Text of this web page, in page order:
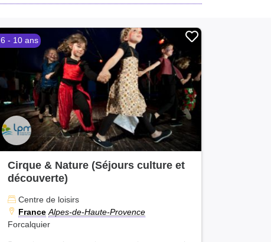
6 - 10 ans
Cirque & Nature (Séjours culture et
découverte)
Centre de loisirs
France Alpes-de-Haute-Provence
Forcalquier